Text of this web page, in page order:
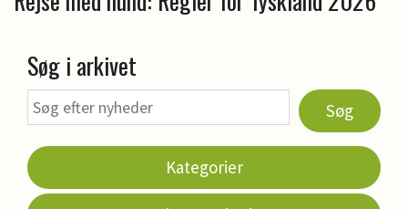
Søg i arkivet
Søg
Kategorier